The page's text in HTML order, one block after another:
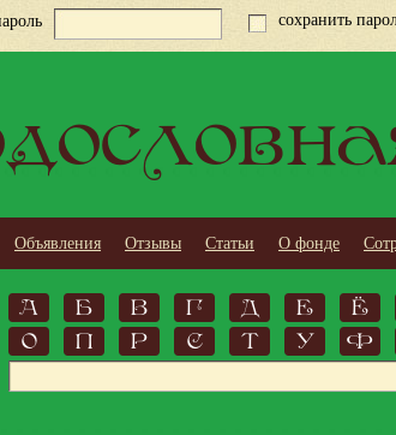
сохранить
Объявления Отзывы Статьи О фонде
А Б В Г Д Е Ё
О
П Р С Т У Ф